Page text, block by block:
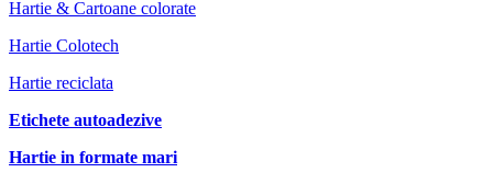
Hartie & Cartoane colorate
Hartie Colotech
Hartie reciclata
Etichete autoadezive
Hartie in formate mari